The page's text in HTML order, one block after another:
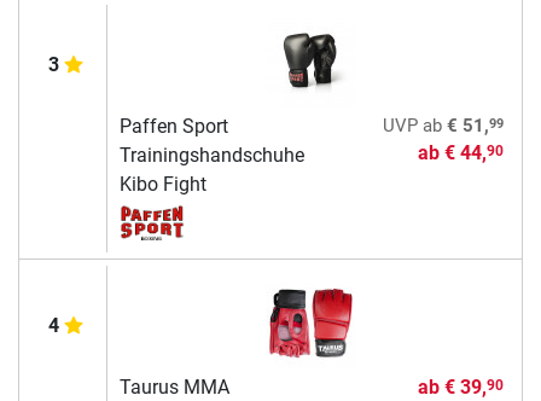
3
Paffen Sport
Trainingshandschuhe
Kibo Fight
UVPab € 51,99
ab € 44,90
4
Taurus MMA
ab € 39,90